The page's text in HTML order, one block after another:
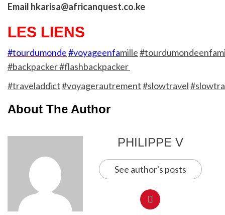
Email hkarisa@africanquest.co.ke
LES LIENS
#tourdumonde#voyageenfamille
#backpacker #flashbackpacker
#traveladdict#voyagerautrement#slowtravel
About The Author
PHILIPPE V
See author's posts